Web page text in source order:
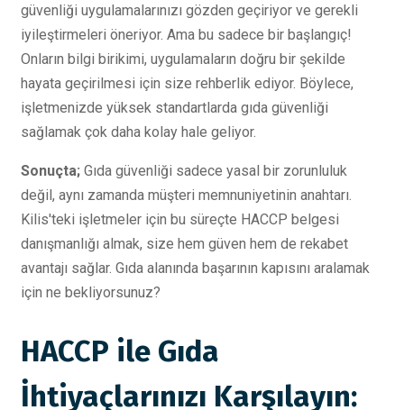
güvenliği uygulamalarınızı gözden geçiriyor ve gerekli
iyileştirmeleri öneriyor. Ama bu sadece bir başlangıç!
Onların bilgi birikimi, uygulamaların doğru bir şekilde
hayata geçirilmesi için size rehberlik ediyor. Böylece,
işletmenizde yüksek standartlarda gıda güvenliği
sağlamak çok daha kolay hale geliyor.
Sonuçta; Gıda güvenliği sadece yasal bir zorunluluk
değil, aynı zamanda müşteri memnuniyetinin anahtarı.
Kilis'teki işletmeler için bu süreçte HACCP belgesi
danışmanlığı almak, size hem güven hem de rekabet
avantajı sağlar. Gıda alanında başarının kapısını aralamak
için ne bekliyorsunuz?
HACCP ile Gıda
İhtiyaçlarınızı Karşılayın: